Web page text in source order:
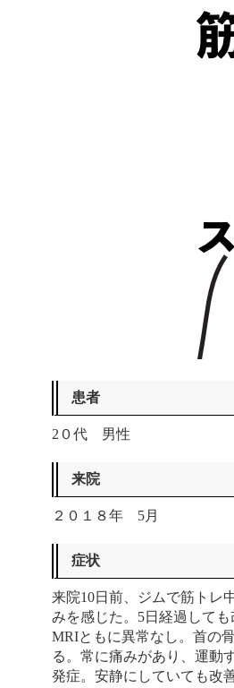
患者
2０代 男性
来院
２０１８年 5月
症状
来院10日前、ジムで筋トレ
みを感じた。5日経過して
MRIともに異常なし。首の
る。常に痛みがあり、運動
発症。安静にしていても改